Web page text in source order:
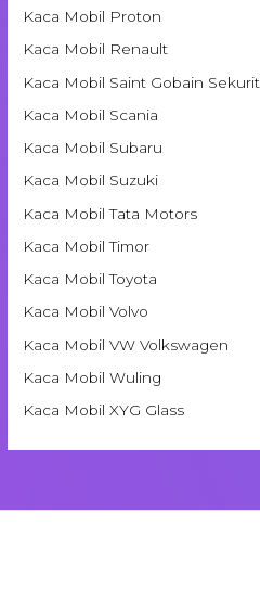
Kaca Mobil Proton
Kaca Mobil Renault
Kaca Mobil Saint Gobain Sekurit
Kaca Mobil Scania
Kaca Mobil Subaru
Kaca Mobil Suzuki
Kaca Mobil Tata Motors
Kaca Mobil Timor
Kaca Mobil Toyota
Kaca Mobil Volvo
Kaca Mobil VW Volkswagen
Kaca Mobil Wuling
Kaca Mobil XYG Glass